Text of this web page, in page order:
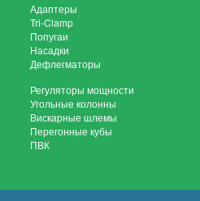
Адаптеры
Tri-Clamp
Попугаи
Насадки
Дефлегматоры
Регуляторы мощности
Угольные колонны
Вискарные шлемы
Перегонные кубы
ПВК